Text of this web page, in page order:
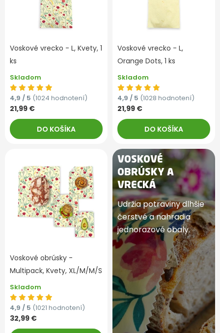
Voskové vrecko - L, Kvety, 1
ks
Skladom
4,9 / 5 (1024 hodnotení)
21,99 €
DO KOŠÍKA
Voskové vrecko - L,
Orange Dots, 1 ks
Skladom
4,9 / 5 (1028 hodnotení)
21,99 €
DO KOŠÍKA
Voskové obrúsky -
Multipack, Kvety, XL/M/M/S
Skladom
4,9 / 5 (1021 hodnotení)
32,99 €
VOSKOVÉ
OBRÚSKY A
VRECKÁ
Udržia potraviny dlhšie
čerstvé a nahradia
jednorazové obaly.